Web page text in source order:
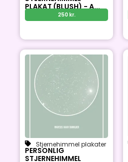
PLAKAT (BLUSH) - A...
250 kr.
Stjernehimmel plakater
PERSONLIG
STJERNEHIMMEL